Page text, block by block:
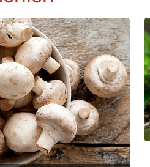
İstiridye